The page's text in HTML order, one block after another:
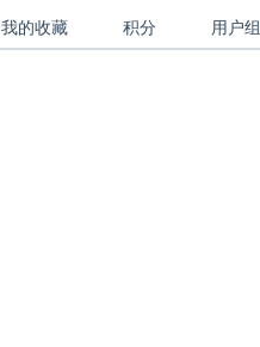
我的收藏 积分 用户组